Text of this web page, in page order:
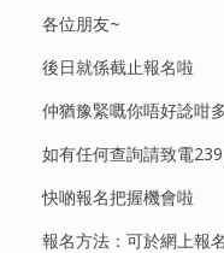
各位朋友~
後日就係截止報名啦
仲猶豫緊嘅你唔好諗咁
如有任何查詢請致電
快啲報名把握機會啦
報名方法：可於網上報名